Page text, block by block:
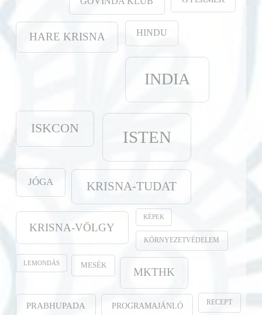
HARE KRISNA HINDU
INDIA
ISKCON ISTEN
JÓGA KRISNA-TUDAT
KRISNA-VÖLGY
KÉPEK
KÖRNYEZETVÉDELEM
LEMONDÁS MESÉK
MKTHK
PRABHUPADA PROGRAMAJÁNLÓ RECEPT